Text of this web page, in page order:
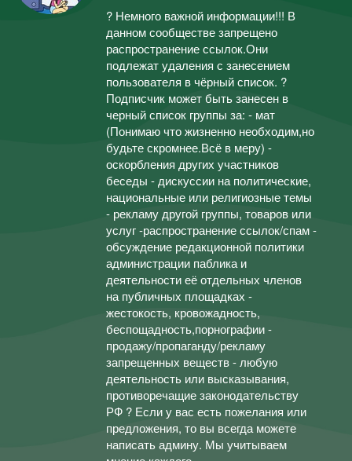
? Немного важной информации!!! В
данном сообществе запрещено
распространение ссылок.Они
подлежат удаления с занесением
пользователя в чёрный список. ?
Подписчик может быть занесен в
черный список группы за: - мат
(Понимаю что жизненно необходим,но
будьте скромнее.Всё в меру) -
оскорбления других участников
беседы - дискуссии на политические,
национальные или религиозные темы
- рекламу другой группы, товаров или
услуг -распространение ссылок/спам -
обсуждение редакционной политики
администрации паблика и
деятельности её отдельных членов
на публичных площадках -
жестокость, кровожадность,
беспощадность,порнографии -
продажу/пропаганду/рекламу
запрещенных веществ - любую
деятельность или высказывания,
противоречащие законодательству
РФ ? Если у вас есть пожелания или
предложения, то вы всегда можете
написать админу. Мы учитываем